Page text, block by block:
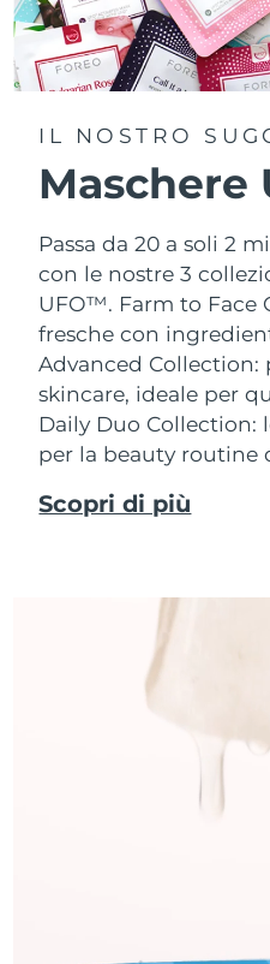
IL NOSTRO
Maschere
Passa da 20 a soli 2
con le nostre 3
UFO™. Farm to Face
fresche con
Advanced Collection:
skincare, ideale per
Daily Duo Collection:
per la beauty routine
Scopri di più